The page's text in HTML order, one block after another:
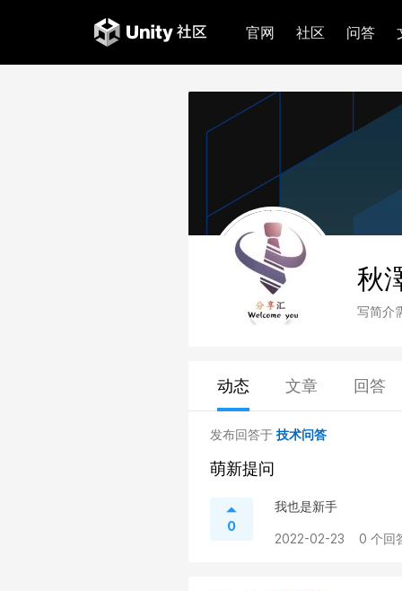
官网 社区 问答
秋
写简介
动态 文章 回答
发布回答于 技术问答
萌新提问
0
我也是新手
2022-02-23 0 个回